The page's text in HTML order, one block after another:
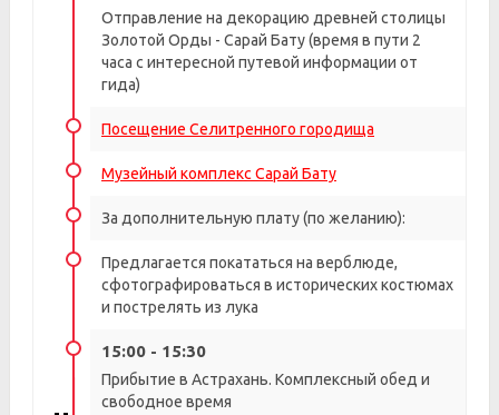
Отправление на декорацию древней столицы
Золотой Орды - Сарай Бату (время в пути 2
часа с интересной путевой информации от
гида)
Посещение Селитренного городища
Музейный комплекс Сарай Бату
За дополнительную плату (по желанию):
Предлагается покататься на верблюде,
сфотографироваться в исторических костюмах
и пострелять из лука
15:00 - 15:30
Прибытие в Астрахань. Комплексный обед и
свободное время